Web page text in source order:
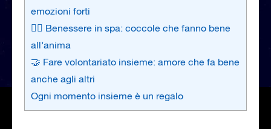
emozioni forti
🧖‍♀️ Benessere in spa: coccole che fanno bene
all’anima
🤝 Fare volontariato insieme: amore che fa bene
anche agli altri
Ogni momento insieme è un regalo